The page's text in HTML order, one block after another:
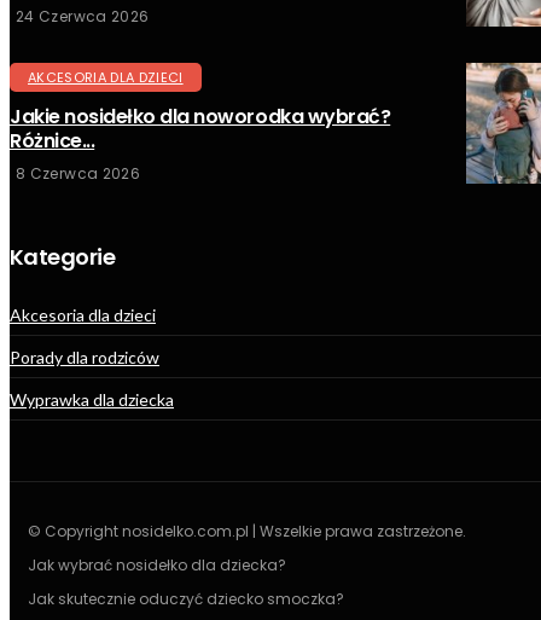
24 Czerwca 2026
AKCESORIA DLA DZIECI
Jakie nosidełko dla noworodka wybrać?
Różnice...
8 Czerwca 2026
Kategorie
Akcesoria dla dzieci
Porady dla rodziców
Wyprawka dla dziecka
© Copyright nosidelko.com.pl | Wszelkie prawa zastrzeżone.
Jak wybrać nosidełko dla dziecka?
Jak skutecznie oduczyć dziecko smoczka?